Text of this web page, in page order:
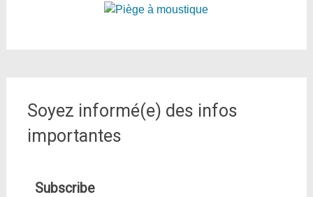
Soyez informé(e) des infos
importantes
Subscribe